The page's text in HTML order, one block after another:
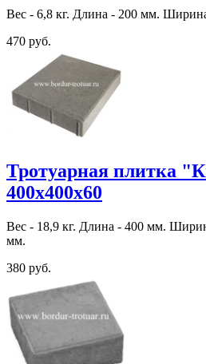
Вес - 6,8 кг. Длина - 200 мм.
470 руб.
Тротуарная плитка
400х400х60
Вес - 18,9 кг. Длина - 400 мм.
мм.
380 руб.